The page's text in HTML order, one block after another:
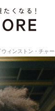
ンストン・チャー